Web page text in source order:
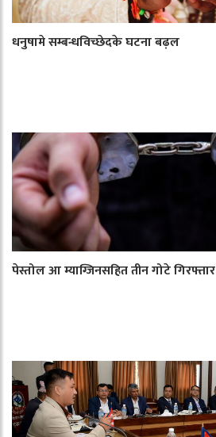
धनुषामे सम्बन्धविच्छेदके घटना बढ़ल
पेस्तोल आ म्याग्जिनसहित तीन गोटे गिरफ्तार